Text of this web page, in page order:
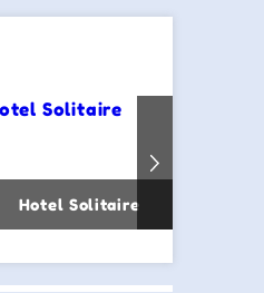
Hotel Solitaire